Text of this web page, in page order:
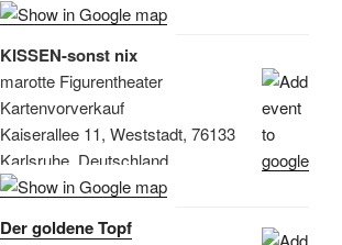
KISSEN-sonst nix
marotte Figurentheater
Kartenvorverkauf
Kaiserallee 11, Weststadt, 76133
Karlsruhe, Deutschland
Der goldene Topf